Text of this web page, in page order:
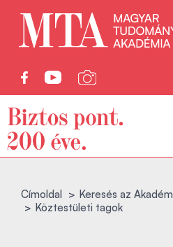
Címoldal
Keresés az
Köztestületi tagok